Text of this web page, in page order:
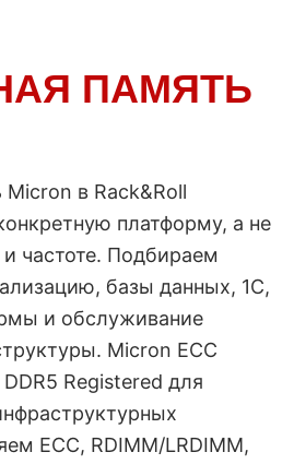
ПАМЯТЬ
в Rack&Roll
платформу, а не
частоте. Подбираем
базы данных, 1C,
и обслуживание
Micron ECC
Registered для
ECC, RDIMM/LRDIMM,